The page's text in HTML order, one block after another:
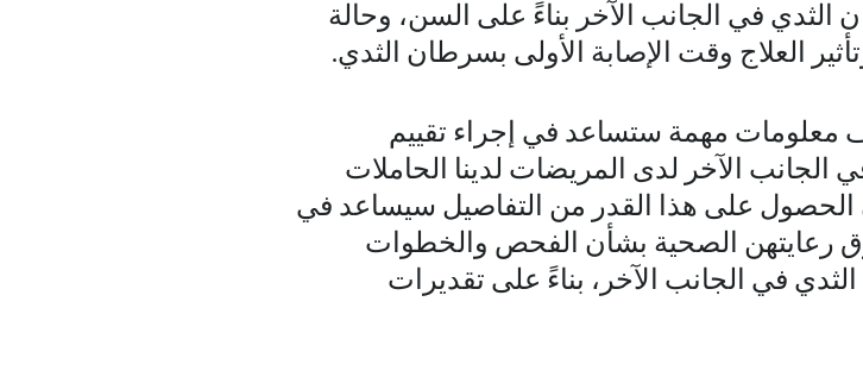
في الجانب الآخر بناءً على السن، وحالة
العلاج وقت الإصابة الأولى بسرطان الثدي.
معلومات مهمة ستساعد في إجراء تقييم
الآخر لدى المريضات لدينا الحاملات
الحصول على هذا القدر من التفاصيل سيساعد في
رعايتهن الصحية بشأن الفحص والخطوات
في الجانب الآخر، بناءً على تقديرات